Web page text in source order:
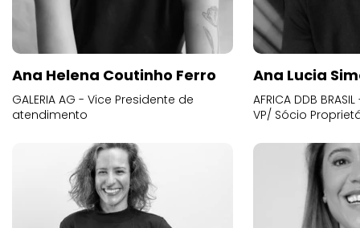
Ana Helena Coutinho Ferro
GALERIA AG - Vice Presidente de
atendimento
Ana Lucia
AFRICA DDB
VP/ Sócio